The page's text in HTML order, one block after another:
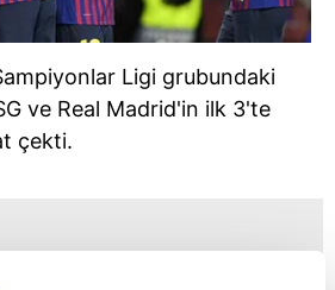
Ligi grubundaki
ve Real Madrid'in ilk 3'te
çekti.